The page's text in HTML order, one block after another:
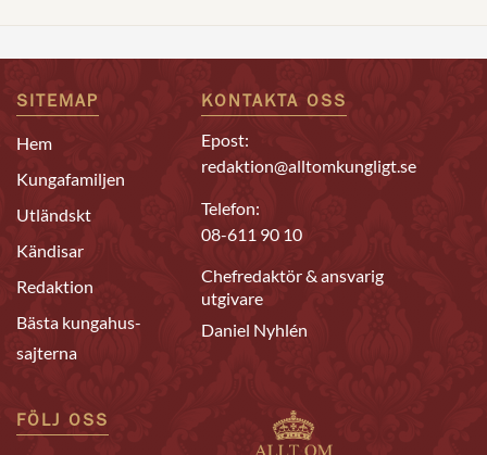
SITEMAP
Hem
Kungafamiljen
Utländskt
Kändisar
Redaktion
Bästa kungahus-
sajterna
KONTAKTA OSS
Epost:
redaktion@alltomkungligt.se
Telefon:
08-611 90 10
Chefredaktör & ansvarig
utgivare
Daniel Nyhlén
FÖLJ OSS